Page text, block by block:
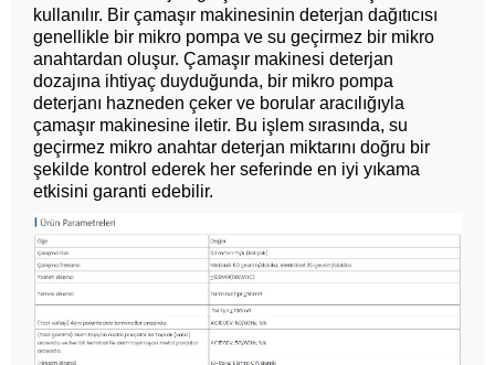
kullanılır. Bir çamaşır makinesinin deterjan dağıtıcısı
genellikle bir mikro pompa ve su geçirmez bir mikro
anahtardan oluşur. Çamaşır makinesi deterjan
dozajına ihtiyaç duyduğunda, bir mikro pompa
deterjanı hazneden çeker ve borular aracılığıyla
çamaşır makinesine iletir. Bu işlem sırasında, su
geçirmez mikro anahtar deterjan miktarını doğru bir
şekilde kontrol ederek her seferinde en iyi yıkama
etkisini garanti edebilir.